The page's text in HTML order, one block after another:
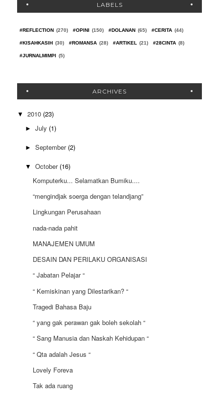
LABELS
#REFLECTION (270) #OPINI (150) #DOLANAN (65) #CERITA (44)
#KISAHKASIH (30) #ROMANSA (28) #ARTIKEL (21) #28CINTA (8)
#JURNALMIMPI (5)
ARCHIVES
▼ 2010 (23)
► July (1)
► September (2)
▼ October (16)
Komputerku... Selamatkan Bumiku....
“mengindjak soerga dengan telandjang”
Lingkungan Perusahaan
nada-nada pahit
MANAJEMEN UMUM
DESAIN DAN PERILAKU ORGANISASI
“ Jabatan Pelajar “
“ Kemiskinan yang Dilestarikan? “
Tragedi Bahasa Baju
“ yang gak perawan gak boleh sekolah “
“ Sang Manusia dan Naskah Kehidupan “
“ Qta adalah Jesus “
Lovely Foreva
Tak ada ruang